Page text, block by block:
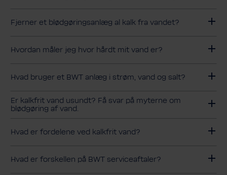
Fjerner et blødgøringsanlæg al kalk fra vandet?
Hvordan måler jeg hvor hårdt mit vand er?
Hvad bruger et BWT anlæg i strøm, vand og salt?
Er kalkfrit vand usundt? Få svar på myterne om
blødgøring af vand.
Hvad er fordelene ved kalkfrit vand?
Hvad er forskellen på BWT serviceaftaler?